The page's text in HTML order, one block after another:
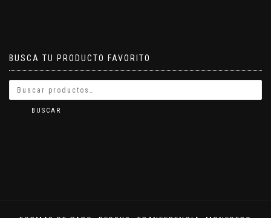
BUSCA TU PRODUCTO FAVORITO
BUSCAR